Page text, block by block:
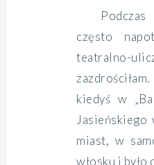
często
teatralno-
kiedyś w
Jasieńskiego
miast, w
włosku i było